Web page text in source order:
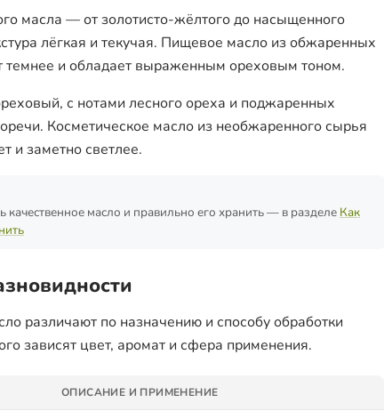
масла — от золотисто-жёлтого до насыщенного
лёгкая и текучая. Пищевое масло из обжаренных
темнее и обладает выраженным ореховым тоном.
с нотами лесного ореха и поджаренных
Косметическое масло из необжаренного сырья
и заметно светлее.
качественное масло и правильно его хранить — в разделе Как
различают по назначению и способу обработки
зависят цвет, аромат и сфера применения.
ОПИСАНИЕ И ПРИМЕНЕНИЕ